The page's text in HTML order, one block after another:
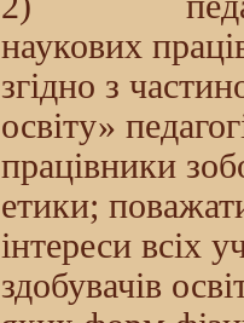
наукових
згідно з
освіту»
працівники
етики;
інтереси всіх
здобувачів